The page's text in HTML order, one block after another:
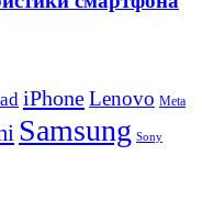
iPhoneLenovo Meta
Samsung Sony